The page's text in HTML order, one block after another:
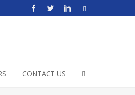
CONTACT US